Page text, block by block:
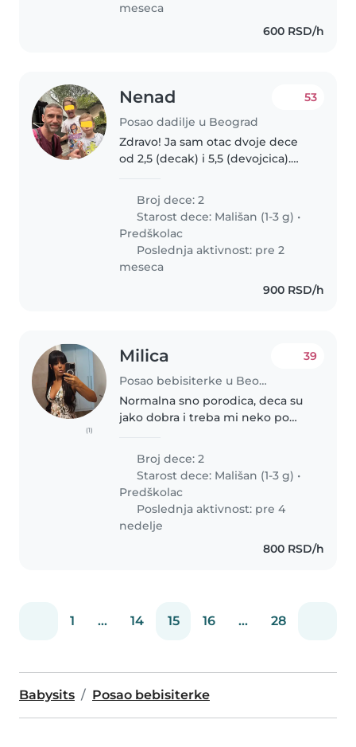
meseca
600 RSD/h
Nenad
Posao dadilje u Beograd
53
Zdravo! Ja sam otac dvoje dece
od 2,5 (decak) i 5,5 (devojcica).
povremeno angazovanje (3-4
puta nedeljno) u
poslepodnevnim/ vecernjim
satima, a koja bi..
Broj dece: 2
Starost dece: Mališan (1-3 g) •
Predškolac
Poslednja aktivnost: pre 2
meseca
900 RSD/h
(1)
Milica
Posao bebisiterke u Beograd
39
Normalna sno porodica, deca su
jako dobra i treba mi neko po
Broj dece: 2
Starost dece: Mališan (1-3 g) •
Predškolac
Poslednja aktivnost: pre 4
nedelje
800 RSD/h
1 ... 14 15 16 ... 28
Babysits Posao bebisiterke